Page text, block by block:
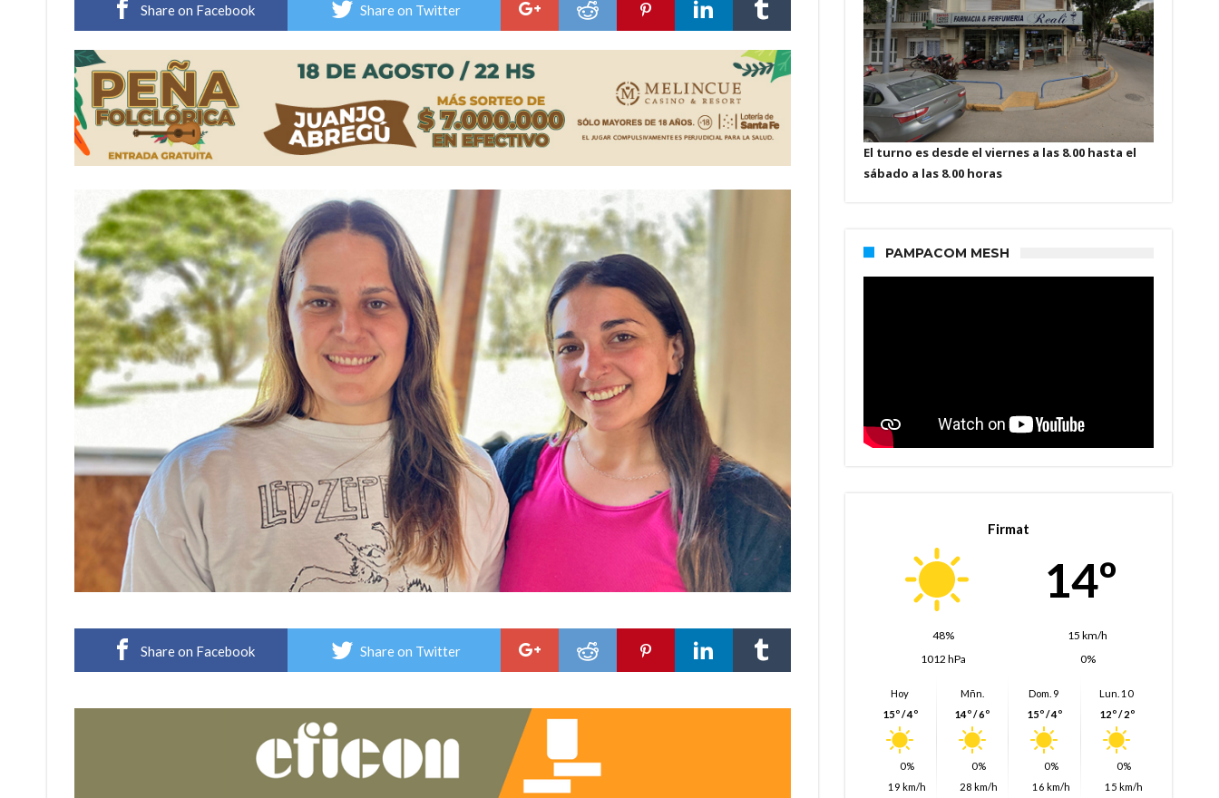
¿Llega un “Súper Niño”?: De Benedictis aclara los mitos y analiza el impacto real en la región
Distinguieron a Ramiro Maldonado, el campeón juvenil de malambo de Los Quirquinchos
Share on Facebook Share on Twitter
Share on Facebook Share on Twitter
El turno es desde el viernes a las 8.00 hasta el
sábado a las 8.00 horas
PAMPACOM MESH
Firmat
14º
48%
15 km/h
1012 hPa
0%
Hoy
15º / 4º
0%
19 km/h
Mñn.
14º / 6º
0%
28 km/h
Dom. 9
15º / 4º
0%
16 km/h
Lun. 10
12º / 2º
0%
15 km/h